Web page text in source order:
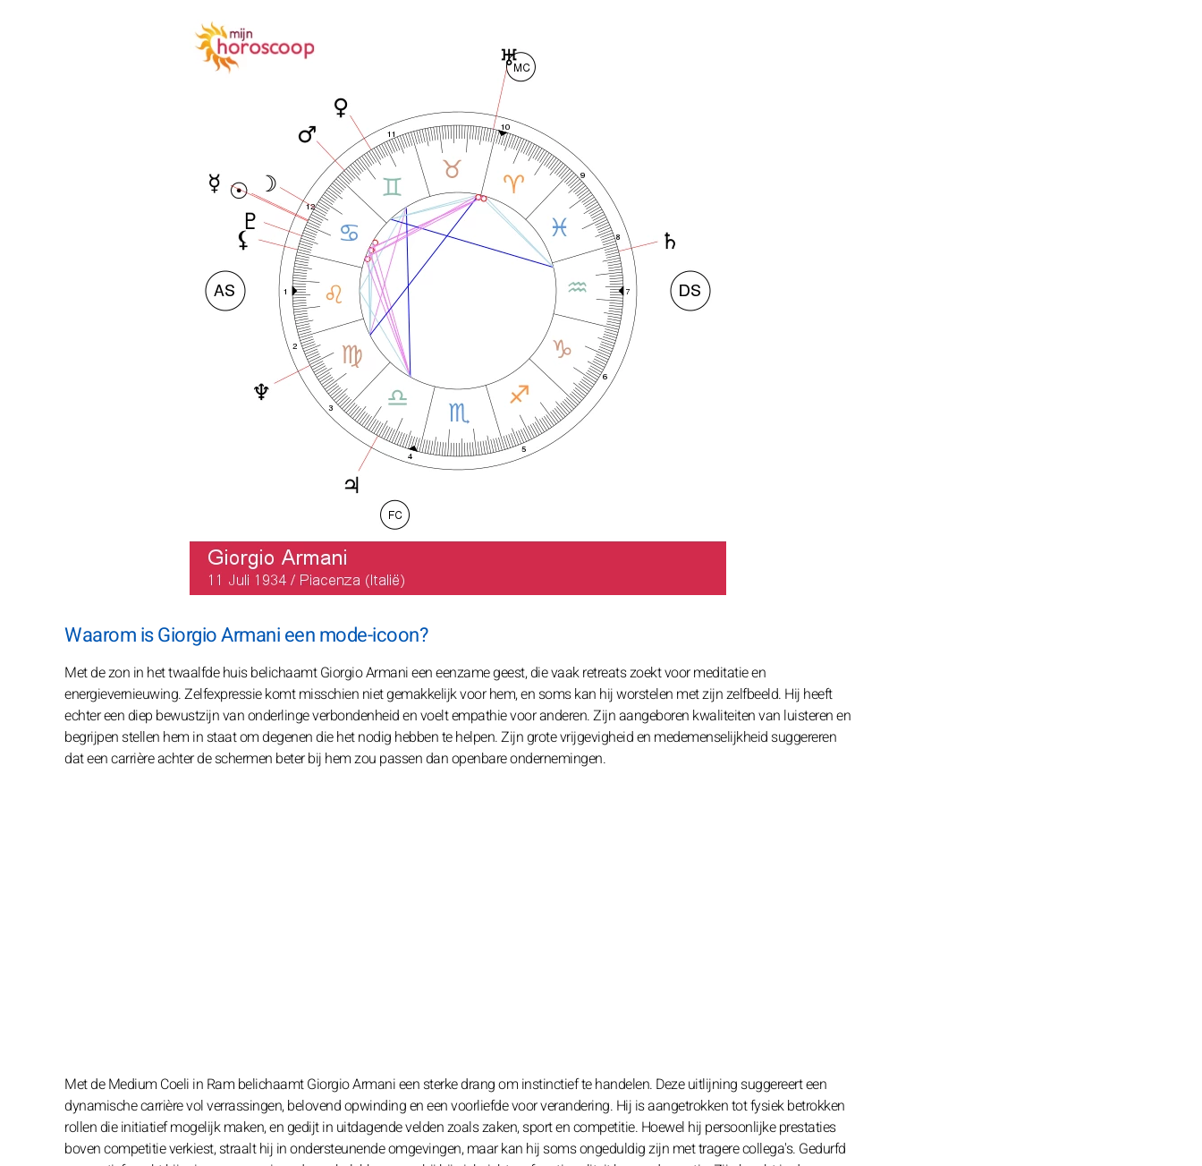
Waarom is Giorgio Armani een mode-icoon?
Met de zon in het twaalfde huis belichaamt Giorgio Armani een eenzame geest, die vaak retreats zoekt voor meditatie en
energievernieuwing. Zelfexpressie komt misschien niet gemakkelijk voor hem, en soms kan hij worstelen met zijn zelfbeeld. Hij heeft
echter een diep bewustzijn van onderlinge verbondenheid en voelt empathie voor anderen. Zijn aangeboren kwaliteiten van luisteren en
begrijpen stellen hem in staat om degenen die het nodig hebben te helpen. Zijn grote vrijgevigheid en medemenselijkheid suggereren
dat een carrière achter de schermen beter bij hem zou passen dan openbare ondernemingen.
Met de Medium Coeli in Ram belichaamt Giorgio Armani een sterke drang om instinctief te handelen. Deze uitlijning suggereert een
dynamische carrière vol verrassingen, belovend opwinding en een voorliefde voor verandering. Hij is aangetrokken tot fysiek betrokken
rollen die initiatief mogelijk maken, en gedijt in uitdagende velden zoals zaken, sport en competitie. Hoewel hij persoonlijke prestaties
boven competitie verkiest, straalt hij in ondersteunende omgevingen, maar kan hij soms ongeduldig zijn met tragere collega's. Gedurfd